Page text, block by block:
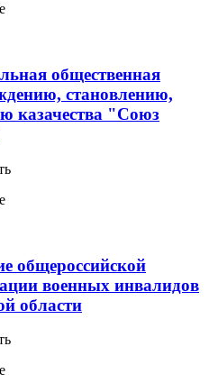
общественная
становлению,
казачества "Союз
общероссийской
военных инвалидов
области